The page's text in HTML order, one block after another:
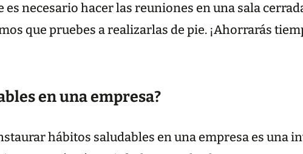
es necesario hacer las reuniones en una sala
que pruebes a realizarlas de pie. ¡Ahorrarás
en una empresa?
hábitos saludables en una empresa es una